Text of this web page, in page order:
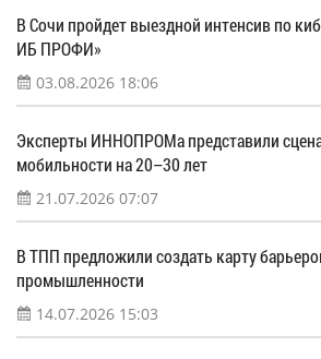
В Сочи пройдет выездной интенсив по
ИБ ПРОФИ»
03.08.2026 18:06
Эксперты ИННОПРОМа представили
мобильности на 20–30 лет
21.07.2026 07:07
В ТПП предложили создать карту
промышленности
14.07.2026 15:03